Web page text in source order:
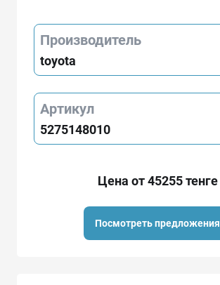
Производитель
toyota
Артикул
5275148010
Цена от 45255 тенге
Посмотреть предложения